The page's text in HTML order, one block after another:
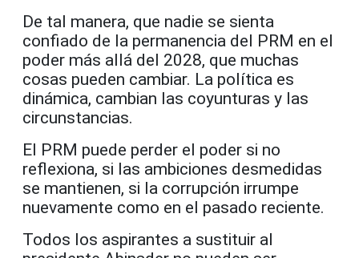
De tal manera, que nadie se sienta
confiado de la permanencia del PRM en el
poder más allá del 2028, que muchas
cosas pueden cambiar. La política es
dinámica, cambian las coyunturas y las
circunstancias.
El PRM puede perder el poder si no
reflexiona, si las ambiciones desmedidas
se mantienen, si la corrupción irrumpe
nuevamente como en el pasado reciente.
Todos los aspirantes a sustituir al